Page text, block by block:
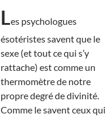
Les psychologues
ésotéristes savent que le
sexe (et tout ce qui s’y
rattache) est comme un
thermomètre de notre
propre degré de divinité.
Comme le savent ceux qui